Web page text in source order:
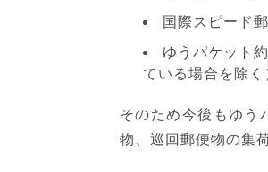
国際スピード
ゆうパケット
ている場合を除く
そのため今後もゆう
物、巡回郵便物の集